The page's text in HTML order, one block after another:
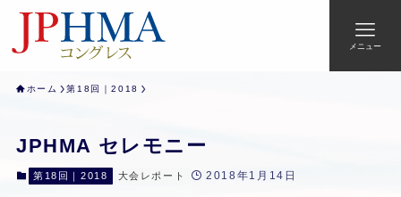
メニュー
ホーム 第18回｜2018
JPHMA セレモニー
第18回｜2018 大会レポート 2018年1月14日